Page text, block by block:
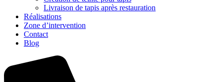
Livraison de tapis après restauration
Réalisations
Zone d’intervention
Contact
Blog